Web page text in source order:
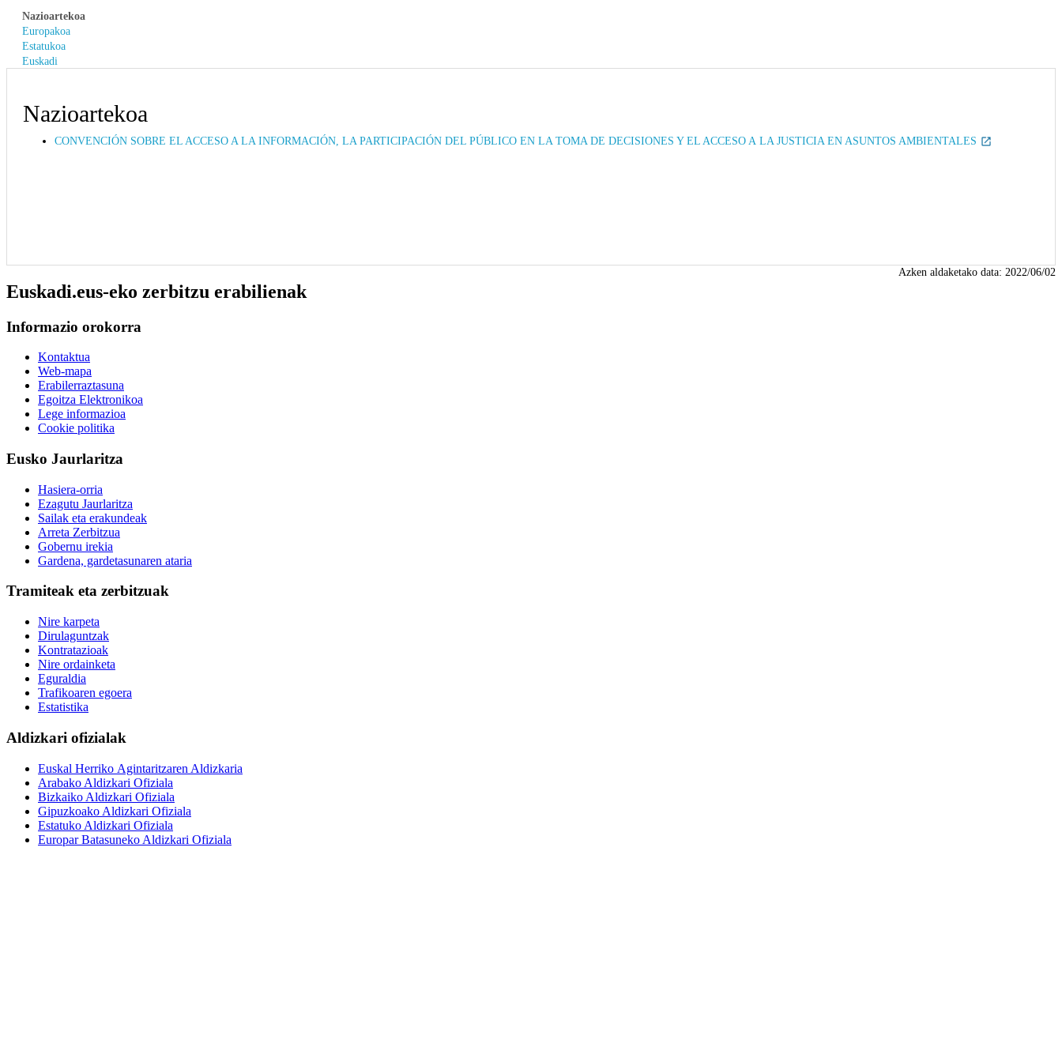
Nazioartekoa
Europakoa
Estatukoa
Euskadi
Nazioartekoa
CONVENCIÓN SOBRE EL ACCESO A LA INFORMACIÓN, LA PARTICIPACIÓN DEL PÚBLICO EN LA TOMA DE DECISIONES Y EL ACCESO A LA JUSTICIA EN ASUNTOS AMBIENTALES
Azken aldaketako data: 2022/06/02
Euskadi.eus-eko zerbitzu erabilienak
Informazio orokorra
Kontaktua
Web-mapa
Erabilerraztasuna
Egoitza Elektronikoa
Lege informazioa
Cookie politika
Eusko Jaurlaritza
Hasiera-orria
Ezagutu Jaurlaritza
Sailak eta erakundeak
Arreta Zerbitzua
Gobernu irekia
Gardena, gardetasunaren ataria
Tramiteak eta zerbitzuak
Nire karpeta
Dirulaguntzak
Kontratazioak
Nire ordainketa
Eguraldia
Trafikoaren egoera
Estatistika
Aldizkari ofizialak
Euskal Herriko Agintaritzaren Aldizkaria
Arabako Aldizkari Ofiziala
Bizkaiko Aldizkari Ofiziala
Gipuzkoako Aldizkari Ofiziala
Estatuko Aldizkari Ofiziala
Europar Batasuneko Aldizkari Ofiziala